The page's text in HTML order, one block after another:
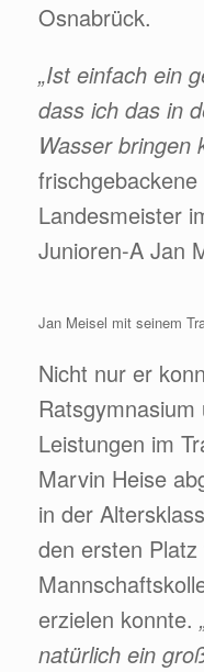
Osnabrück.
„Ist einfach ein
dass ich das in
Wasser bringen
Landesmeister
Junioren-A Jan
Jan Meisel mit seinem
Nicht nur er
Leistungen im
Marvin Heise
in der
den ersten
erzielen konnte.
natürlich ein